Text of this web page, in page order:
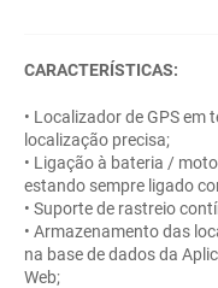
CARACTERÍSTICAS:
• Localizador de GPS em
localização precisa;
• Ligação à bateria /
estando sempre ligado
• Suporte de rastreio
• Armazenamento das
na base de dados da
Web;